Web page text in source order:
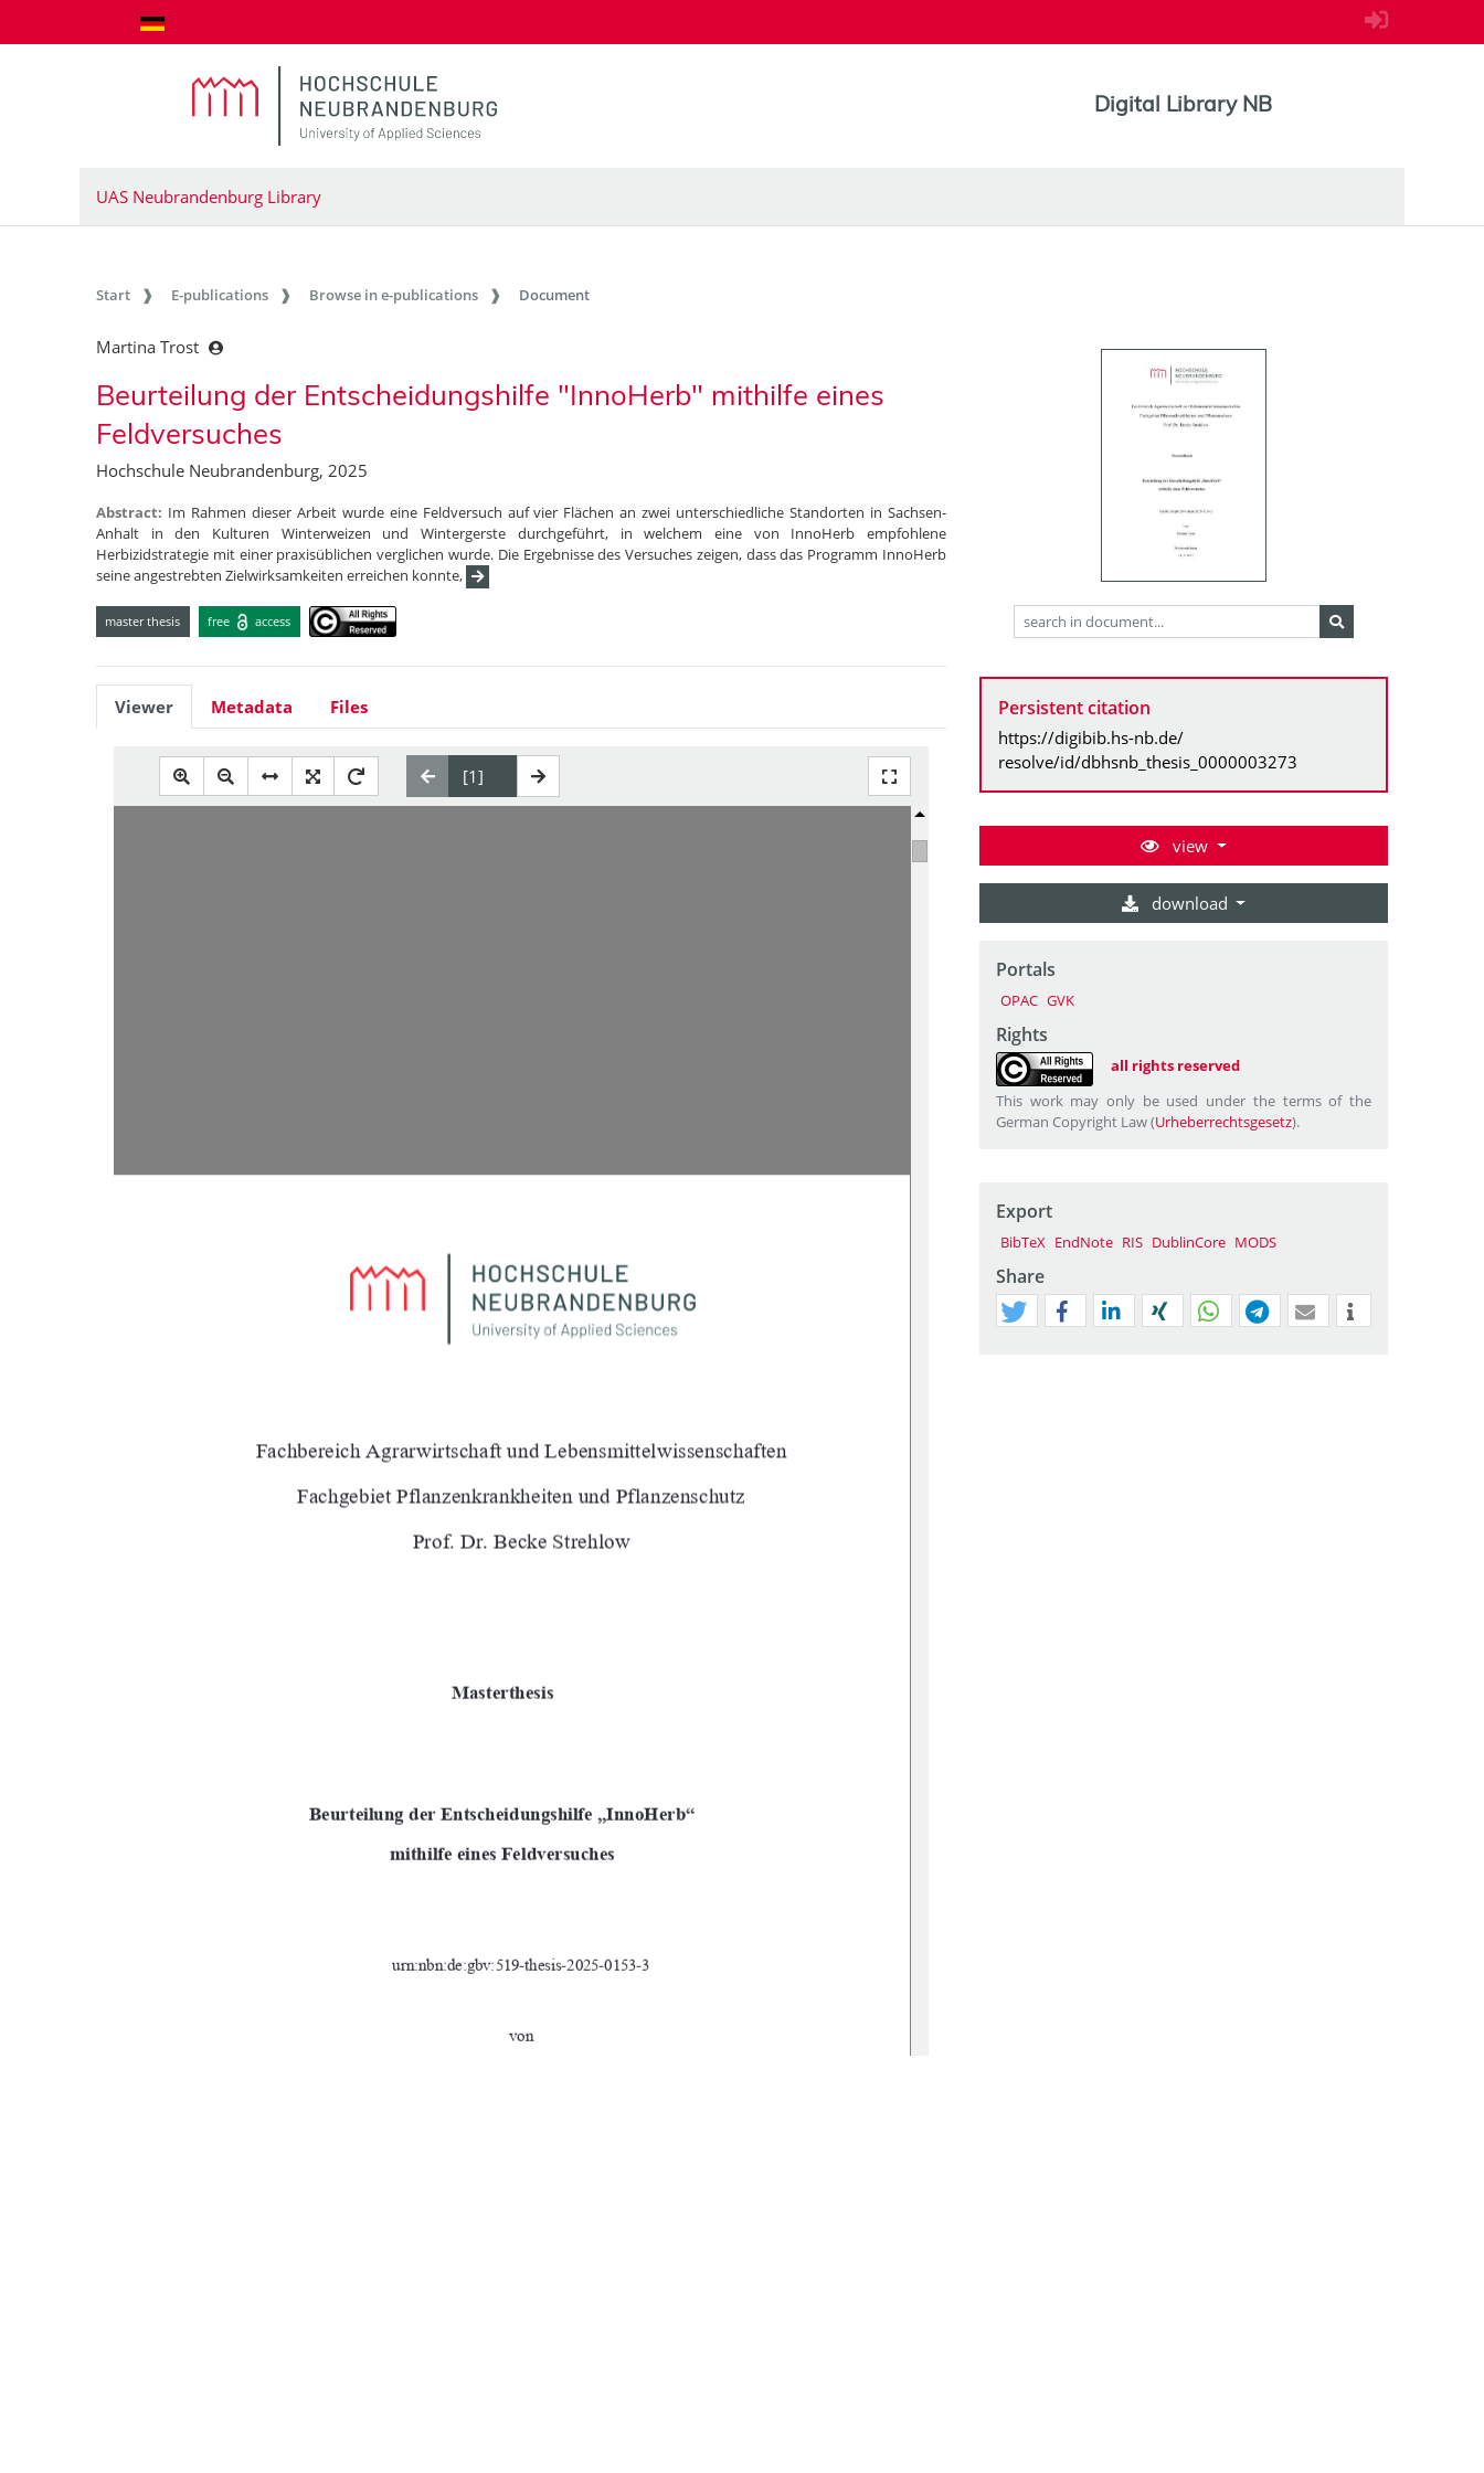
Digital Library NB
UAS Neubrandenburg Library
Start E-publications Browse in e-publications Document
Martina Trost
Beurteilung der Entscheidungshilfe "InnoHerb" mithilfe eines
Feldversuches
Hochschule Neubrandenburg, 2025
Abstract: Im Rahmen dieser Arbeit wurde eine Feldversuch auf vier Flächen an zwei unterschiedliche Standorten in Sachsen-
Anhalt in den Kulturen Winterweizen und Wintergerste durchgeführt, in welchem eine von InnoHerb empfohlene
Herbizidstrategie mit einer praxisüblichen verglichen wurde. Die Ergebnisse des Versuches zeigen, dass das Programm InnoHerb
seine angestrebten Zielwirksamkeiten erreichen konnte,
master thesis free access
Viewer Metadata Files
Fachbereich Agrarwirtschaft und Lebensmittelwissenschaften
Fachgebiet Pflanzenkrankheiten und Pflanzenschutz
Prof. Dr. Becke Strehlow
Masterthesis
Beurteilung der Entscheidungshilfe „InnoHerb“
mithilfe eines Feldversuches
urn:nbn:de:gbv:519-thesis-2025-0153-3
von
Persistent citation
https://digibib.hs-nb.de/
resolve/id/dbhsnb_thesis_0000003273
view
download
Portals
OPAC GVK
Rights
all rights reserved
This work may only be used under the terms of the
German Copyright Law (Urheberrechtsgesetz).
Export
BibTeX EndNote RIS DublinCore MODS
Share